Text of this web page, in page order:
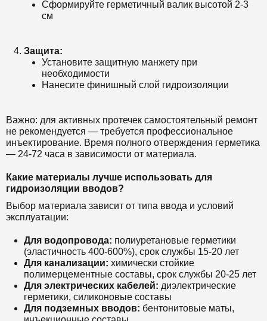
Сформируйте герметичный валик высотой 2-3
см
Защита:
Установите защитную манжету при
необходимости
Нанесите финишный слой гидроизоляции
Важно: для активных протечек самостоятельный ремонт
не рекомендуется — требуется профессиональное
инъектирование. Время полного отверждения герметика
— 24-72 часа в зависимости от материала.
Какие материалы лучше использовать для
гидроизоляции вводов?
Выбор материала зависит от типа ввода и условий
эксплуатации:
Для водопровода: полиуретановые герметики
(эластичность 400-600%), срок службы 15-20 лет
Для канализации: химически стойкие
полимерцементные составы, срок службы 20-25 лет
Для электрических кабелей: диэлектрические
герметики, силиконовые составы
Для подземных вводов: бентонитовые маты,